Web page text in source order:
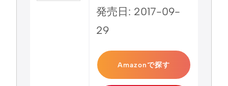
発売日: 2017-09-
29
Amazonで探す